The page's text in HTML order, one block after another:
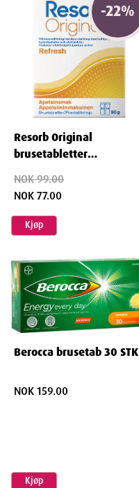
-22%
Resorb Original
brusetabletter
NOK 99.00
NOK 77.00
Kjøp
Berocca brusetab 30 STK
NOK 159.00
Kjøp